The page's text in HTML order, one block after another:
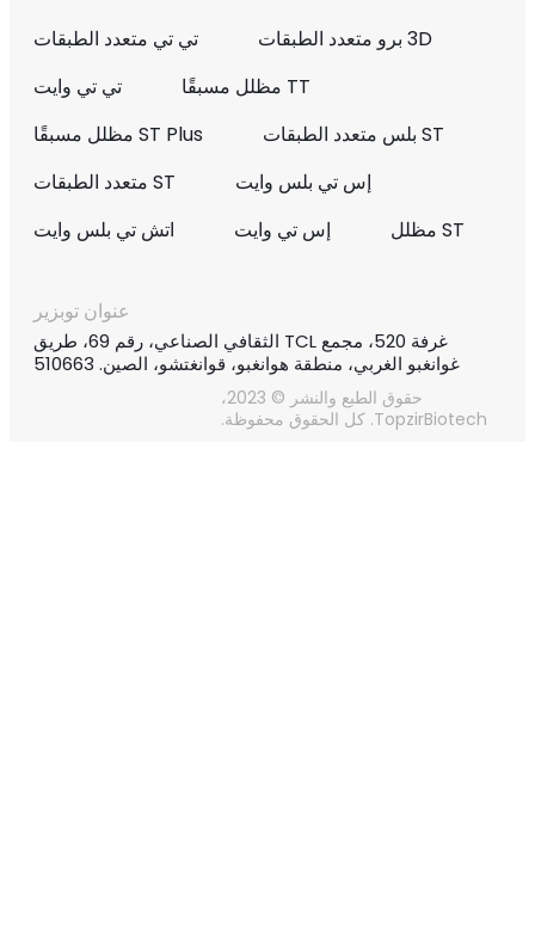
3D برو متعدد الطبقات
تي تي متعدد الطبقات
TT مظلل مسبقًا
تي تي وايت
ST بلس متعدد الطبقات
ST Plus مظلل مسبقًا
إس تي بلس وايت
ST متعدد الطبقات
ST مظلل
إس تي وايت اتش تي بلس وايت
حقوق الطبع والنشر © 2023،
TopzirBiotech. كل الحقوق محفوظة.
عنوان توبزير
غرفة 520، مجمع TCL الثقافي الصناعي، رقم 69، طريق
غوانغبو الغربي، منطقة هوانغبو، قوانغتشو، الصين. 510663